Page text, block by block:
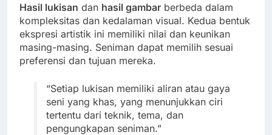
Hasil lukisan dan hasil gambar berbeda dalam
kompleksitas dan kedalaman visual. Kedua bentuk
ekspresi artistik ini memiliki nilai dan keunikan
masing-masing. Seniman dapat memilih sesuai
preferensi dan tujuan mereka.
“Setiap lukisan memiliki aliran atau gaya
seni yang khas, yang menunjukkan ciri
tertentu dari teknik, tema, dan
pengungkapan seniman.”